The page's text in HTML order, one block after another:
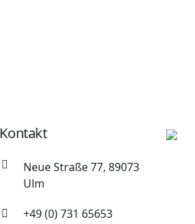
Kontakt
Neue Straße 77, 89073
Ulm
+49 (0) 731 65653